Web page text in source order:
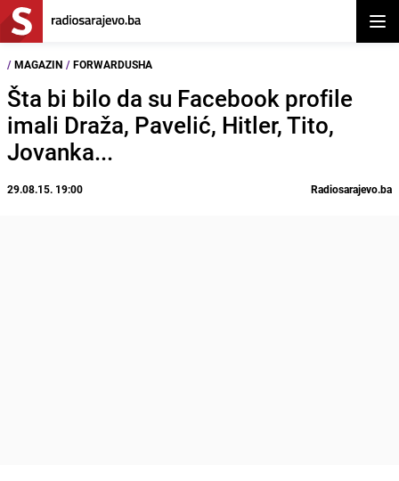
/ MAGAZIN / FORWARDUSHA
Šta bi bilo da su Facebook profile
imali Draža, Pavelić, Hitler, Tito,
Jovanka...
29.08.15. 19:00 Radiosarajevo.ba